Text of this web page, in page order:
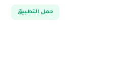
حمل التطبيق